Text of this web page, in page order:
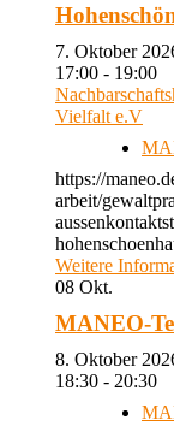
7. Oktober
17:00 - 19:00
Vielfalt e.V
https://
arbeit/
Weitere
08 Okt.
MANEO-
8. Oktober
18:30 - 20:30